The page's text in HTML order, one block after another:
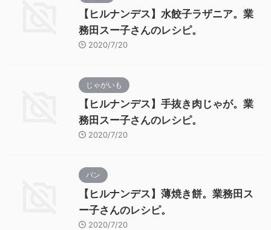
【ヒルナンデス】水餃子ラザニア。業
務田スー子さんのレシピ。
2020/7/20
じゃがいも
【ヒルナンデス】手抜き肉じゃが。業
務田スー子さんのレシピ。
2020/7/20
パン
【ヒルナンデス】薄焼き餅。業務田ス
ー子さんのレシピ。
2020/7/20